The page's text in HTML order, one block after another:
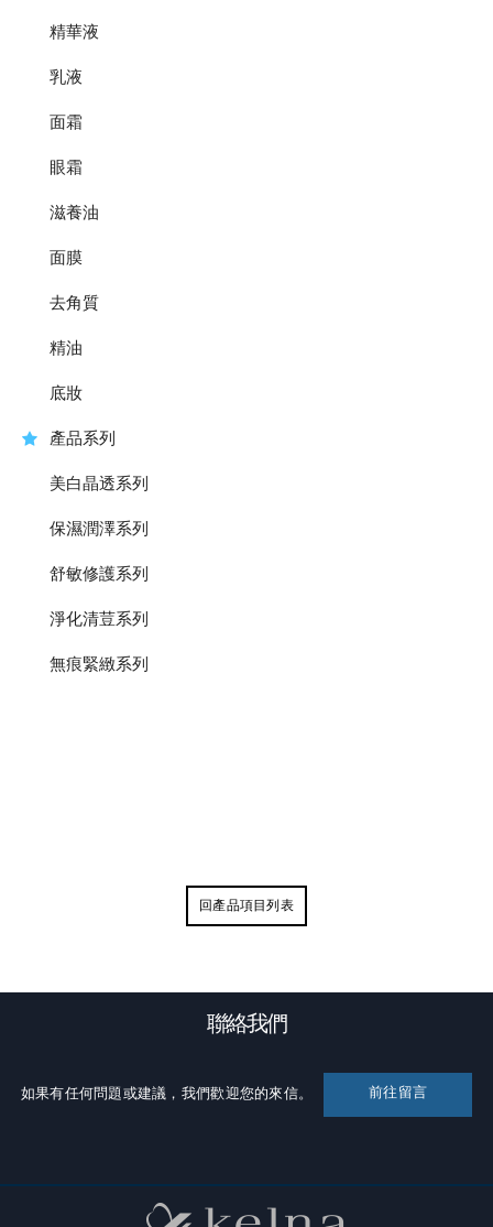
精華液
乳液
面霜
眼霜
滋養油
面膜
去角質
精油
底妝
產品系列
美白晶透系列
保濕潤澤系列
舒敏修護系列
淨化清荳系列
無痕緊緻系列
回產品項目列表
聯絡我們
如果有任何問題或建議，我們歡迎您的來信。 前往留言